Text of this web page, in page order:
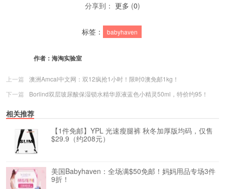
分享到： 更多 (0)
标签： babyhaven
作者： 海淘实验室
上一篇
澳洲Amcal中文网：双12疯抢1小时！限时0澳免邮1kg！
下一篇
Borlind双层玻尿酸保湿锁水精华原液蓝色小精灵50ml，特价约95！
相关推荐
【1件免邮】YPL 光速瘦腿裤 秋冬加厚版均码，仅售
$29.9（约208元）
美国Babyhaven：全场满$50免邮！妈妈用品专场3件
9折！